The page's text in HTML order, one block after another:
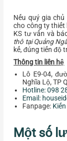
Nếu quý gia chủ
cho công ty thiết
KS tư vấn và
thô tại Quảng
kế, đúng tiến độ
Thông tin liên hệ
Lô E9-04,
Nghĩa Lộ, TP
Hotline: 098
Email:
Fanpage:
Một số